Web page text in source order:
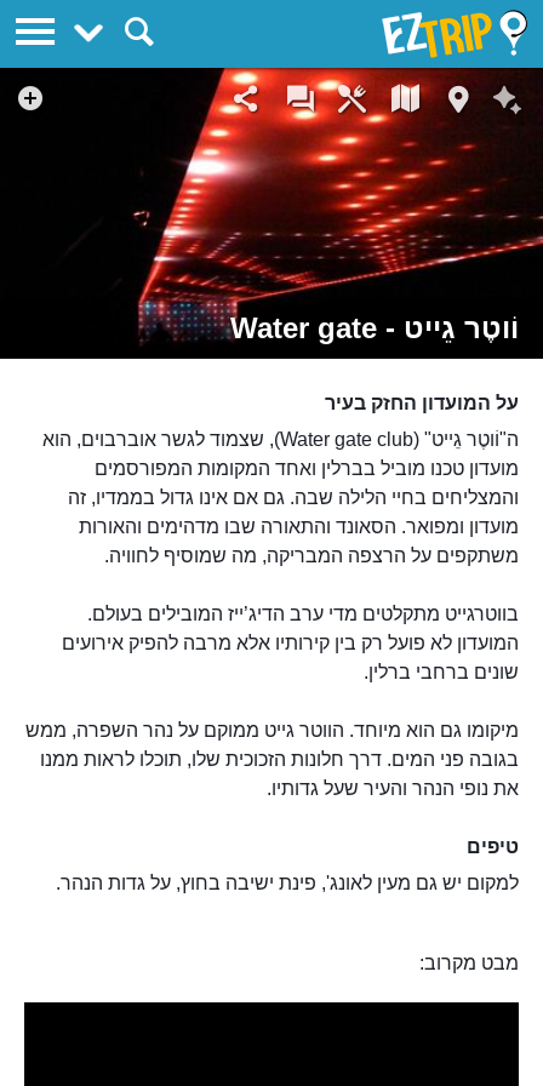
וֹוטֶר גֵייט - Water gate
על המועדון החזק בעיר
ה"וֹוטֶר גֵייט" (Water gate club), שצמוד לגשר אוברבוים, הוא
מועדון טכנו מוביל בברלין ואחד המקומות המפורסמים
והמצליחים בחיי הלילה שבה. גם אם אינו גדול בממדיו, זה
מועדון ומפואר. הסאונד והתאורה שבו מדהימים והאורות
משתקפים על הרצפה המבריקה, מה שמוסיף לחוויה.
בווטרגייט מתקלטים מדי ערב הדיג’ייז המובילים בעולם.
המועדון לא פועל רק בין קירותיו אלא מרבה להפיק אירועים
שונים ברחבי ברלין.
מיקומו גם הוא מיוחד. הווטר גייט ממוקם על נהר השפרה, ממש
בגובה פני המים. דרך חלונות הזכוכית שלו, תוכלו לראות ממנו
את נופי הנהר והעיר שעל גדותיו.
טיפים
למקום יש גם מעין לאונג', פינת ישיבה בחוץ, על גדות הנהר.
מבט מקרוב:
EZTrip